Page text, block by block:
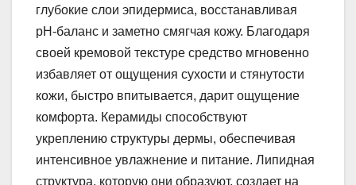
глубокие слои эпидермиса, восстанавливая
pH-баланс и заметно смягчая кожу. Благодаря
своей кремовой текстуре средство мгновенно
избавляет от ощущения сухости и стянутости
кожи, быстро впитывается, дарит ощущение
комфорта. Керамиды способствуют
укреплению структуры дермы, обеспечивая
интенсивное увлажнение и питание. Липидная
структура, которую они образуют, создает на